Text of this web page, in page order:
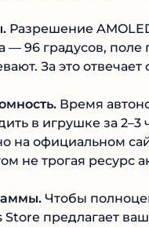
Разрешение
— 96 градусов,
За это
Время
в игрушке за
на официальном
не трогая ресурс
Чтобы
Store предлагает